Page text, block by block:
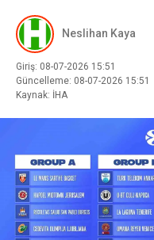
Neslihan Kaya
Giriş: 08-07-2026 15:51
Güncelleme: 08-07-2026 15:51
Kaynak: İHA